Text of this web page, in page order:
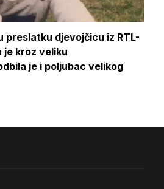
preslatku djevojčicu iz RTL-
je kroz veliku
je i poljubac velikog